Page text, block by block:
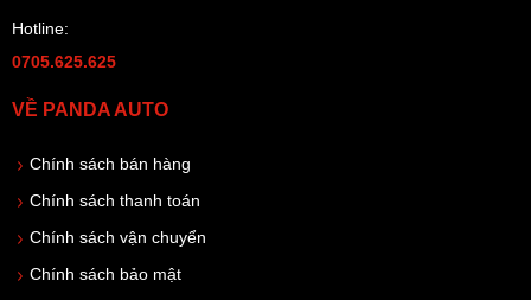
Hotline:
0705.625.625
VỀ PANDA AUTO
Chính sách bán hàng
Chính sách thanh toán
Chính sách vận chuyển
Chính sách bảo mật